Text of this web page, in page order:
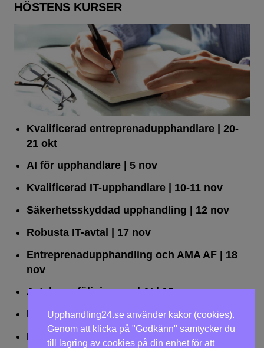
HÖSTENS KURSER
Kvalificerad entreprenad­upphandlare | 20-
21 okt
AI för upphandlare| 5 nov
Kvalificerad IT-upphandlare| 10-11 nov
Säkerhetsskyddad upphandling | 12 nov
Robusta IT-avtal | 17 nov
Entreprenadupphandling och AMA AF| 18
nov
Avtalsuppföljning med AI| 19 nov
Leda upphandlingar effektivt| 25 nov
Dialogförfaranden | 26 nov
Upphandling24.se använder kakor (cookies).
Genom att klicka på "Godkänn" samtycker du
till lagring av cookies på din enhet för att